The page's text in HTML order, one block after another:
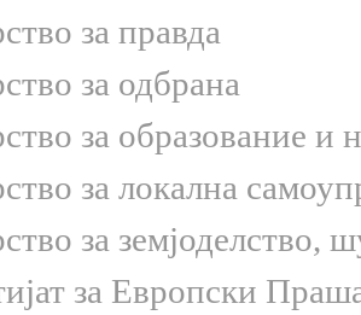
за правда
за одбрана
за образование и
за локална
за земјоделство,
за Европски